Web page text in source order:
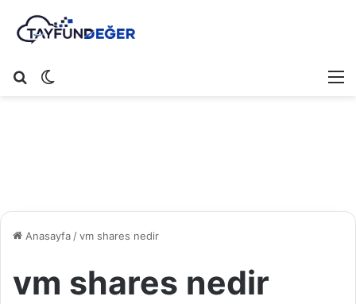
Arama yap ...
Anasayfa/vm shares nedir
vm shares nedir